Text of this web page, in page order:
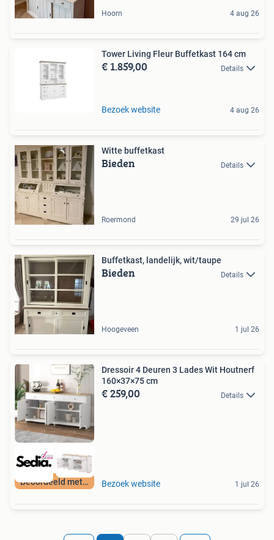
Hoorn 4 aug 26
Tower Living Fleur Buffetkast 164 cm
€ 1.859,00 Details
Bezoek website 4 aug 26
Witte buffetkast
Bieden Details
Roermond 29 jul 26
Buffetkast, landelijk, wit/taupe
Bieden Details
Hoogeveen 1 jul 26
Beoordeeld met 9+
Dressoir 4 Deuren 3 Lades Wit Houtnerf
160×37×75 cm
€ 259,00 Details
Bezoek website 1 jul 26